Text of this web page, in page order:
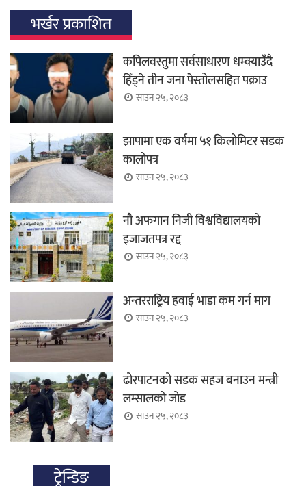
भर्खर प्रकाशित
कपिलवस्तुमा सर्वसाधारण धम्क्याउँदै
हिँड्ने तीन जना पेस्तोलसहित पक्राउ
साउन २५, २०८३
झापामा एक वर्षमा ५१ किलोमिटर सडक
कालोपत्र
साउन २५, २०८३
नौ अफगान निजी विश्वविद्यालयको
इजाजतपत्र रद्द
साउन २५, २०८३
अन्तरराष्ट्रिय हवाई भाडा कम गर्न माग
साउन २५, २०८३
ढोरपाटनको सडक सहज बनाउन मन्त्री
लम्सालको जोड
साउन २५, २०८३
ट्रेन्डिङ